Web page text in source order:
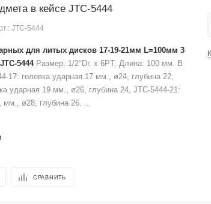
в кейсе JTC-5444
JTC-5444
для литых дисков 17-19-21мм L=100мм 3
5444Размер: 1/2"Dr. х 6PT. Длина: 100 мм. В
17: головка ударная 17 мм., ø24, глубина 22,
ударная 19 мм., ø26, глубина 24, JTC-5444-21:
мм., ø28, глубина 26. ...
СРАВНИТЬ